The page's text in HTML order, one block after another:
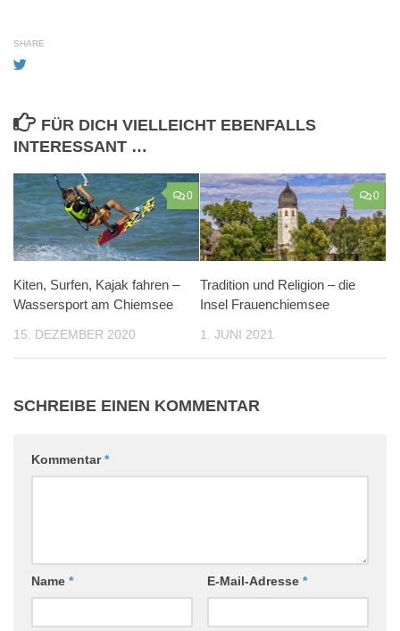
SHARE
FÜR DICH VIELLEICHT EBENFALLS
INTERESSANT …
0
Kiten, Surfen, Kajak fahren –
Wassersport am Chiemsee
15. DEZEMBER 2020
0
Tradition und Religion – die
Insel Frauenchiemsee
1. JUNI 2021
SCHREIBE EINEN KOMMENTAR
Kommentar*
Name * E-Mail-Adresse *